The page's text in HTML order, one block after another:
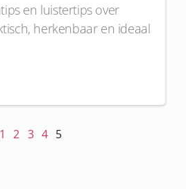
en luistertips over
herkenbaar en ideaal
1 2 3 4 5